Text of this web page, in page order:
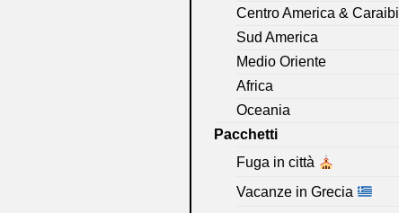
Centro America & Caraibi
Sud America
Medio Oriente
Africa
Oceania
Pacchetti
Fuga in città
Vacanze in Grecia